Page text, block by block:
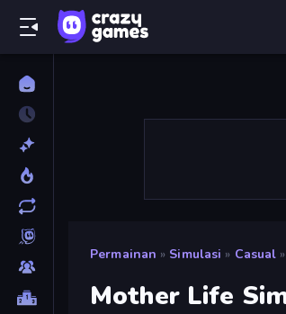
Permainan » Simulasi » Casual »
Mother Life